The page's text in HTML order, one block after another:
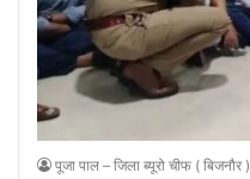
पूजा पाल – जिला ब्यूरो चीफ ( बिजनौर )